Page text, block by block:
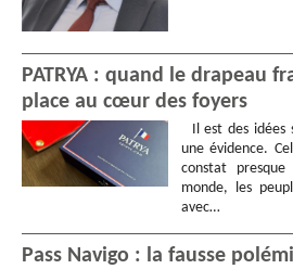
PATRYA : quand le drapeau
place au cœur des foyers
Il est des idées
une évidence.
constat
monde, les
avec…
Pass Navigo : la fausse